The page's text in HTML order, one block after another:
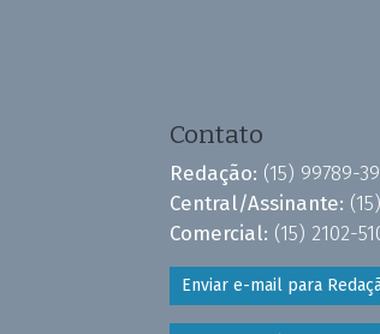
Contato
Redação: (15) 99789-
Central/Assinante:
Comercial: (15) 2102-
Enviar e-mail para